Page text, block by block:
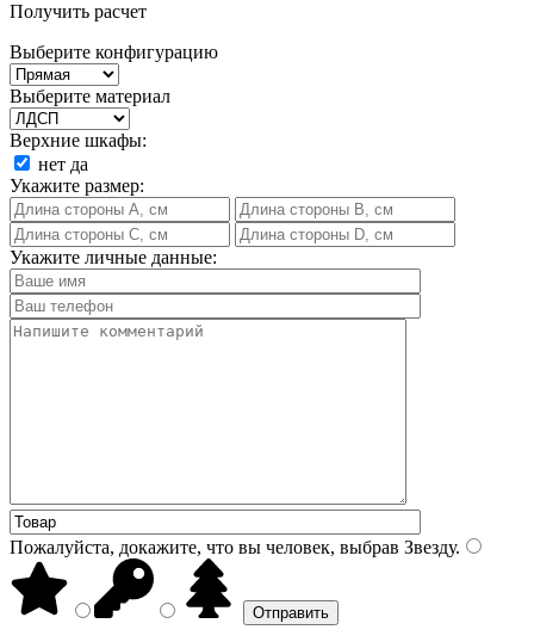
Получить расчет
Выберите конфигурацию
Выберите материал
Верхние шкафы:
нет да
Укажите размер:
Укажите личные данные:
Пожалуйста, докажите, что вы человек, выбрав Звезду.